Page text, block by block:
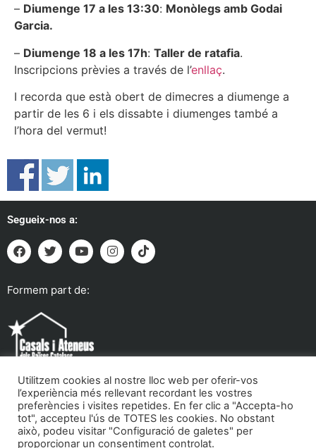
– Diumenge 17 a les 13:30: Monòlegs amb Godai
Garcia.
– Diumenge 18 a les 17h: Taller de ratafia.
Inscripcions prèvies a través de l’enllaç.
I recorda que està obert de dimecres a diumenge a
partir de les 6 i els dissabte i diumenges també a
l’hora del vermut!
Segueix-nos a:
Formem part de:
Troba'ns a:
Utilitzem cookies al nostre lloc web per oferir-vos
l’experiència més rellevant recordant les vostres
preferències i visites repetides. En fer clic a "Accepta-ho
tot", accepteu l'ús de TOTES les cookies. No obstant
això, podeu visitar "Configuració de galetes" per
proporcionar un consentiment controlat.